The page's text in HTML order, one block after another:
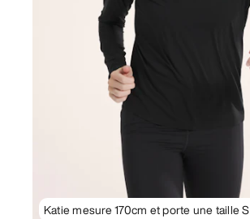
Katie mesure 170cm et porte une taille S